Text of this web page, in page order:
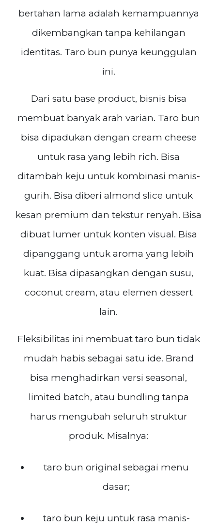
bertahan lama adalah kemampuannya
dikembangkan tanpa kehilangan
identitas. Taro bun punya keunggulan
ini.
Dari satu base product, bisnis bisa
membuat banyak arah varian. Taro bun
bisa dipadukan dengan cream cheese
untuk rasa yang lebih rich. Bisa
ditambah keju untuk kombinasi manis-
gurih. Bisa diberi almond slice untuk
kesan premium dan tekstur renyah. Bisa
dibuat lumer untuk konten visual. Bisa
dipanggang untuk aroma yang lebih
kuat. Bisa dipasangkan dengan susu,
coconut cream, atau elemen dessert
lain.
Fleksibilitas ini membuat taro bun tidak
mudah habis sebagai satu ide. Brand
bisa menghadirkan versi seasonal,
limited batch, atau bundling tanpa
harus mengubah seluruh struktur
produk. Misalnya:
taro bun original sebagai menu
dasar;
taro bun keju untuk rasa manis-